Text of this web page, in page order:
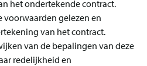
het ondertekende contract.
gelezen en
van het contract.
van de bepalingen van deze
redelijkheid en